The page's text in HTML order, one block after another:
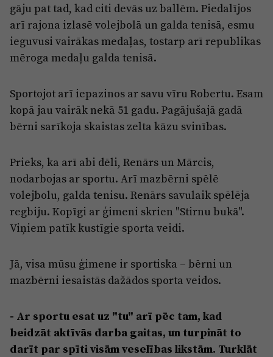
gāju pat tad, kad citi devās uz ballēm. Piedalījos
arī rajona izlasē volejbolā un galda tenisā, esmu
ieguvusi vairākas medaļas, tostarp arī republikas
mēroga medaļu galda tenisā.
Sportojot arī iepazinos ar savu vīru Robertu. Esam
kopā jau vairāk nekā 51 gadu. Pagājušajā gadā
bērni sarīkoja skaistas zelta kāzu svinības.
Prieks, ka arī abi dēli, Renārs un Mārcis,
nodarbojas ar sportu. Arī mazbērni spēlē
volejbolu, galda tenisu. Renārs savulaik spēlēja
regbiju. Kopīgi ar ģimeni skrien "Stirnu bukā".
Viņiem patīk kustīgie sporta veidi.
Jā, visa mūsu ģimene ir sportiska – bērni un
mazbērni iesaistās dažādos sporta veidos.
- Ar sportu esat uz "tu" arī pēc tam, kad
beidzāt aktīvās darba gaitas, un turpināt to
darīt par spīti visām veselības likstām. Turklāt